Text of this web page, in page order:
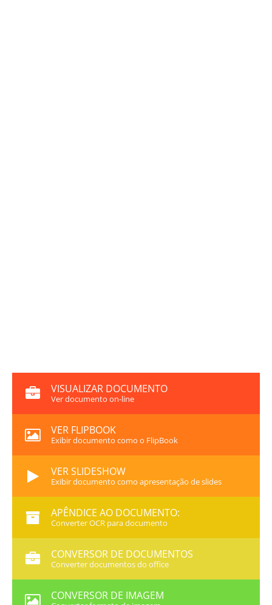
VISUALIZAR DOCUMENTO
Ver documento on-line
VER FLIPBOOK
Exibir documento como o FlipBook
VER SLIDESHOW
Exibir documento como apresentação de slides
APÊNDICE AO DOCUMENTO:
Converter OCR para documento
CONVERSOR DE DOCUMENTOS
Converter documentos do office
CONVERSOR DE IMAGEM